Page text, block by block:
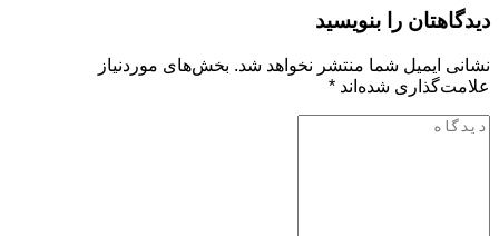
دیدگاهتان را بنویسید
نشانی ایمیل شما منتشر نخواهد شد. بخش‌های موردنیاز
علامت‌گذاری شده‌اند *